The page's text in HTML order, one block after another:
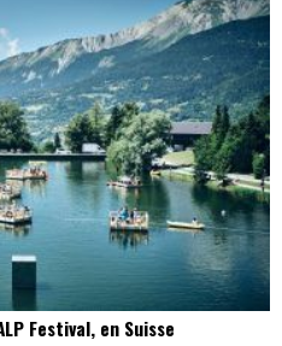
Festival, en Suisse